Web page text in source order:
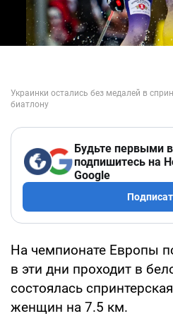
Будьте первыми
подпишитесь на
Google
На чемпионате Европы
в эти дни проходит в
состоялась
женщин на 7.5 км.